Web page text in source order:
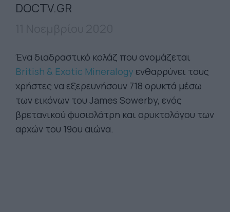
DOCTV.GR
Ένα διαδραστικό κολάζ που ονομάζεται
British & Exotic Mineralogy ενθαρρύνει τους
χρήστες να εξερευνήσουν 718 ορυκτά μέσω
των εικόνων του James Sowerby, ενός
βρετανικού φυσιολάτρη και ορυκτολόγου των
αρχών του 19ου αιώνα.